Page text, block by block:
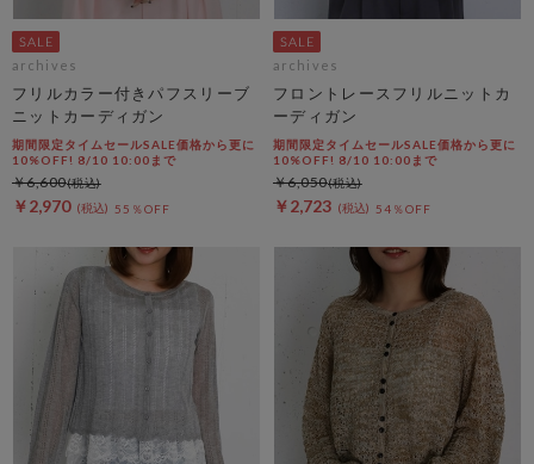
archives
フリルカラー付きパフスリーブ
ニットカーディガン
期間限定タイムセールSALE価格から更に
10%OFF! 8/10 10:00まで
￥2,970 55％OFF
￥6,600
archives
フロントレースフリルニットカ
ーディガン
期間限定タイムセールSALE価格から更に
10%OFF! 8/10 10:00まで
￥2,723 54％OFF
￥6,050